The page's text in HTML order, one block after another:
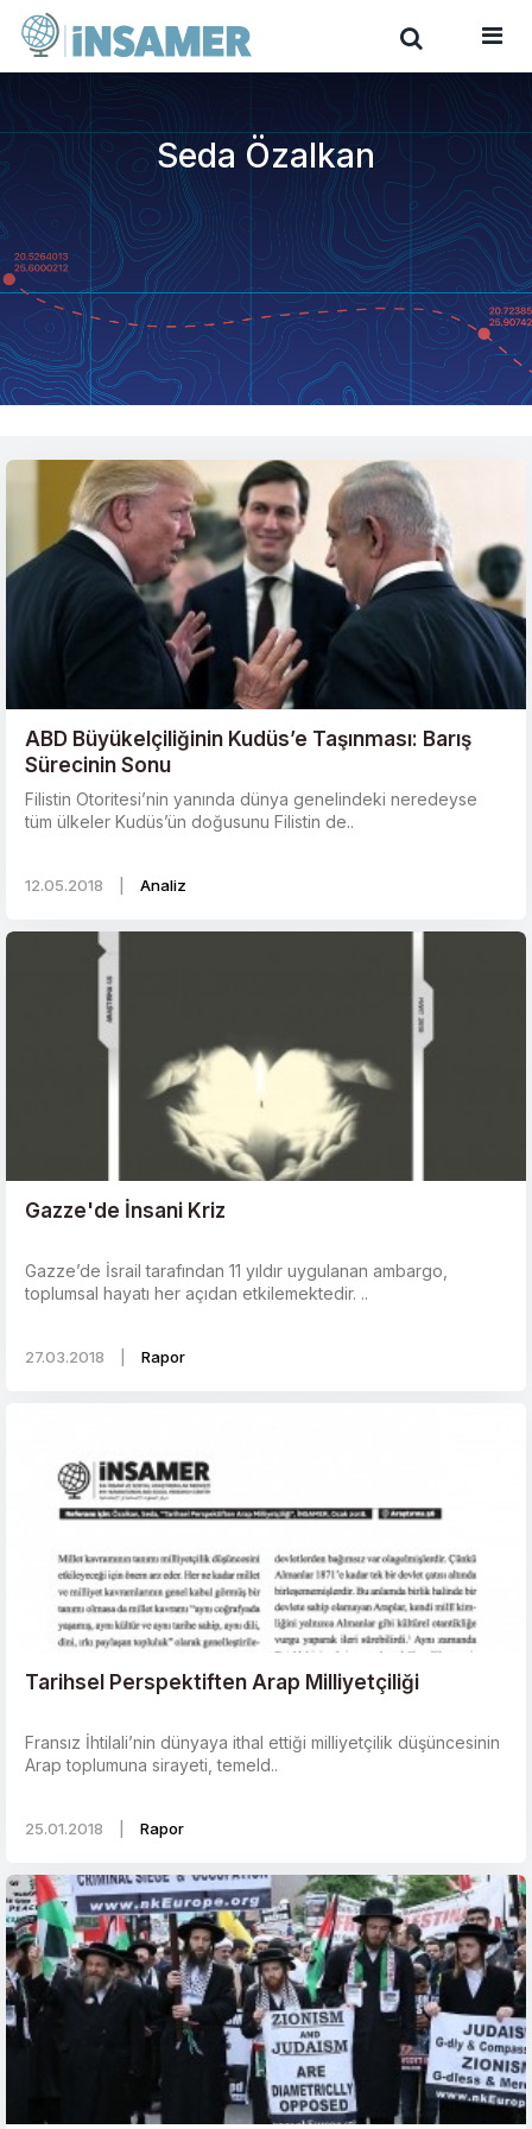
Seda Özalkan
ABD Büyükelçiliğinin Kudüs’e Taşınması: Barış
Sürecinin Sonu
Filistin Otoritesi’nin yanında dünya genelindeki neredeyse
tüm ülkeler Kudüs’ün doğusunu Filistin de..
12.05.2018 Analiz
Gazze'de İnsani Kriz
Gazze’de İsrail tarafından 11 yıldır uygulanan ambargo,
toplumsal hayatı her açıdan etkilemektedir. ..
27.03.2018 Rapor
Tarihsel Perspektiften Arap Milliyetçiliği
Fransız İhtilali’nin dünyaya ithal ettiği milliyetçilik düşüncesinin
Arap toplumuna sirayeti, temeld..
25.01.2018 Rapor